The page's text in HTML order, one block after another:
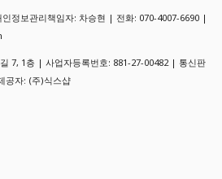
정보관리책임자: 차승현 | 전화: 070-4007-6690 |
7, 1층 | 사업자등록번호: 881-27-00482 | 통신판
공자: (주)식스샵